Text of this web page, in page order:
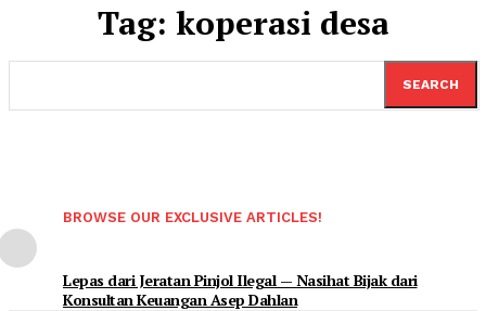
Tag: koperasi desa
SEARCH
BROWSE OUR EXCLUSIVE ARTICLES!
Lepas dari Jeratan Pinjol Ilegal — Nasihat Bijak dari
Konsultan Keuangan Asep Dahlan